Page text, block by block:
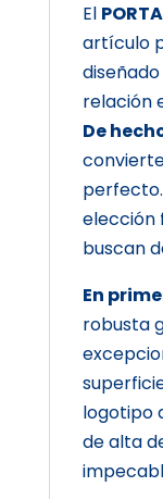
El
artículo
relación
De
perfecto.
elección
buscan
En
robusta
logotipo
de alta